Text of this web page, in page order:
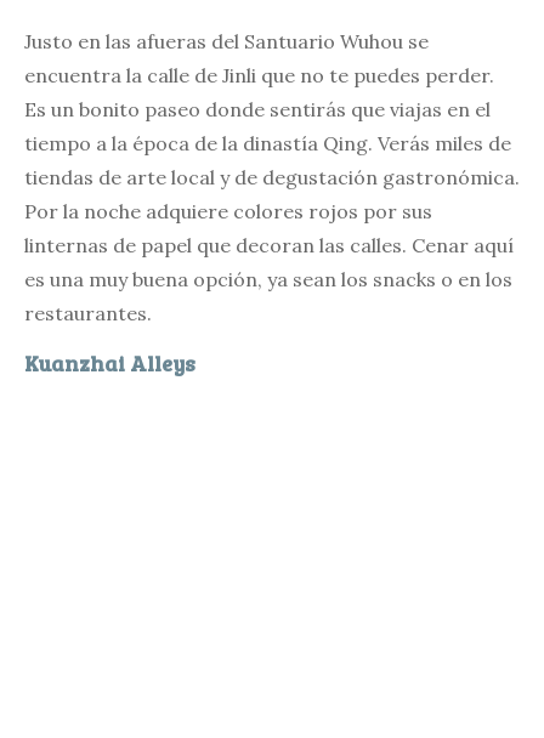
Justo en las afueras del Santuario Wuhou se
encuentra la calle de Jinli que no te puedes perder.
Es un bonito paseo donde sentirás que viajas en el
tiempo a la época de la dinastía Qing. Verás miles de
tiendas de arte local y de degustación gastronómica.
Por la noche adquiere colores rojos por sus
linternas de papel que decoran las calles. Cenar aquí
es una muy buena opción, ya sean los snacks o en los
restaurantes.
Kuanzhai Alleys